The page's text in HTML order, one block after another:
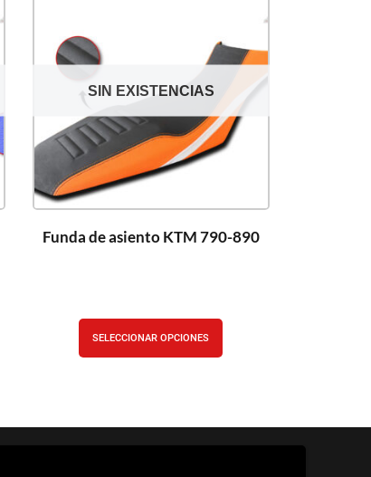
SIN EXISTENCIAS
Funda de asiento KTM 790-890
SELECCIONAR OPCIONES